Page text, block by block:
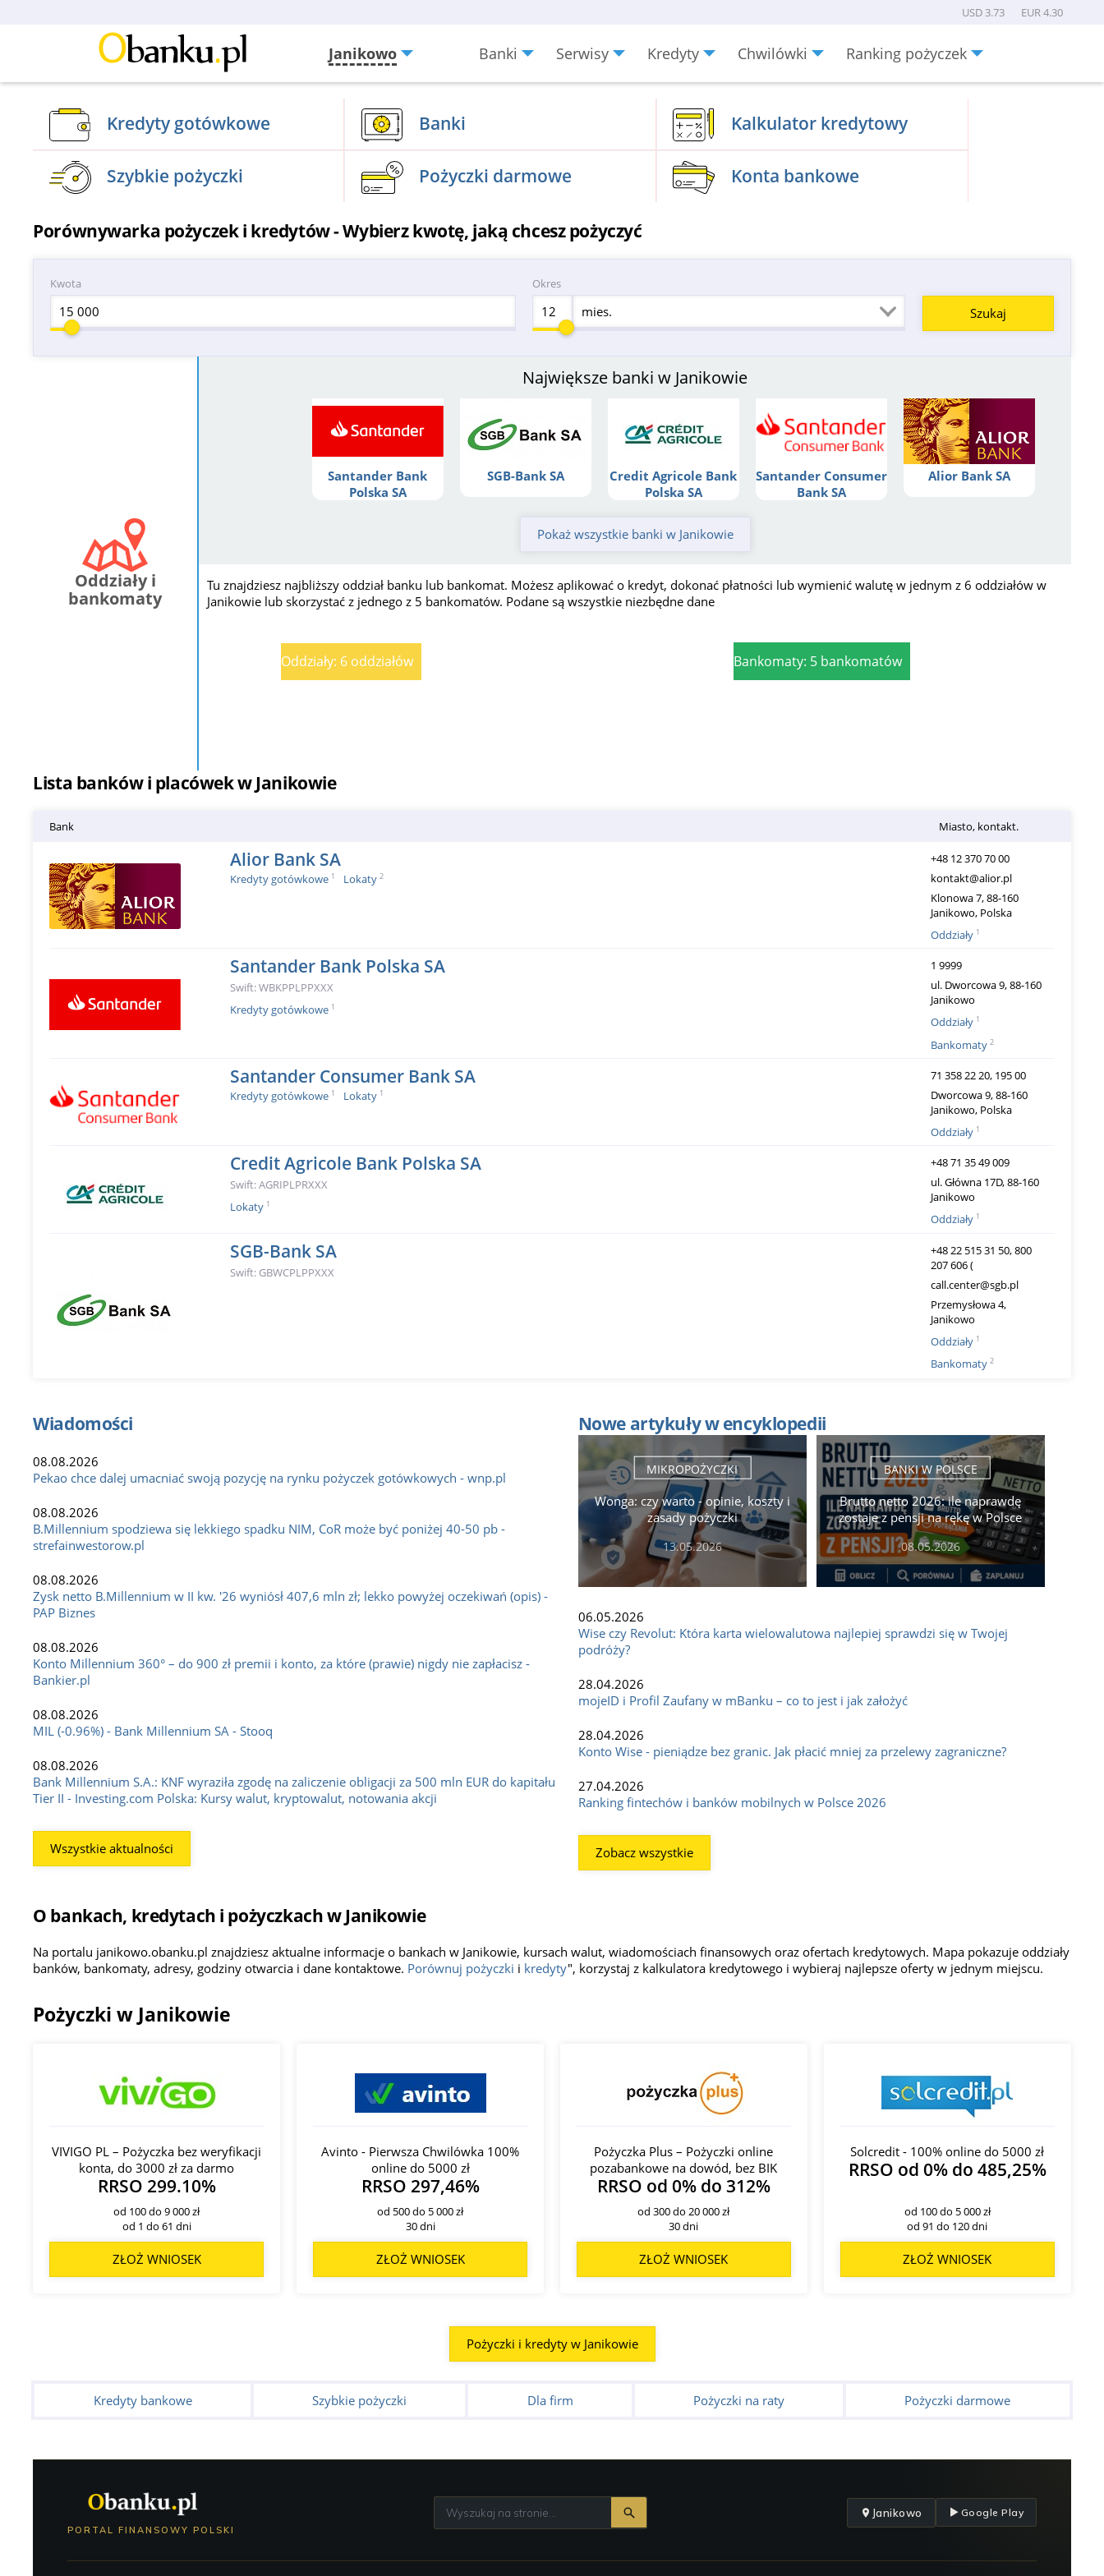
USD 3.73 EUR 4.30
Janikowo Banki Serwisy Kredyty Chwilówki Ranking pożyczek
Menu
Kredyty gotówkowe Banki Kalkulator kredytowy
Szybkie pożyczki Pożyczki darmowe Konta bankowe
Porównywarka pożyczek i kredytów - Wybierz kwotę, jaką chcesz pożyczyć
Kwota Okres
mies.
Oddziały i
bankomaty
Największe banki w Janikowie
Santander Bank
Polska SA
SGB-Bank SA
Credit Agricole Bank
Polska SA
Santander Consumer
Bank SA
Alior Bank SA
Pokaż wszystkie banki w Janikowie
Tu znajdziesz najbliższy oddział banku lub bankomat. Możesz aplikować o kredyt, dokonać płatności lub wymienić walutę w jednym z 6 oddziałów w
Janikowie lub skorzystać z jednego z 5 bankomatów. Podane są wszystkie niezbędne dane
Bankomaty: 5 bankomatów
Oddziały: 6 oddziałów
Lista banków i placówek w Janikowie
Bank Miasto, kontakt.
Alior Bank SA
Kredyty gotówkowe 1 Lokaty 2
+48 12 370 70 00
kontakt@alior.pl
Klonowa 7, 88-160
Janikowo, Polska
Oddziały 1
Santander Bank Polska SA
Swift: WBKPPLPPXXX
Kredyty gotówkowe 1
1 9999
ul. Dworcowa 9, 88-160
Janikowo
Oddziały 1
Bankomaty 2
Santander Consumer Bank SA
Kredyty gotówkowe 1 Lokaty 1
71 358 22 20, 195 00
Dworcowa 9, 88-160
Janikowo, Polska
Oddziały 1
Credit Agricole Bank Polska SA
Swift: AGRIPLPRXXX
Lokaty 1
+48 71 35 49 009
ul. Główna 17D, 88-160
Janikowo
Oddziały 1
SGB-Bank SA
Swift: GBWCPLPPXXX
+48 22 515 31 50, 800
207 606 (
call.center@sgb.pl
Przemysłowa 4,
Janikowo
Oddziały 1
Bankomaty 2
Wiadomości
08.08.2026
Pekao chce dalej umacniać swoją pozycję na rynku pożyczek gotówkowych - wnp.pl
08.08.2026
B.Millennium spodziewa się lekkiego spadku NIM, CoR może być poniżej 40-50 pb -
strefainwestorow.pl
08.08.2026
Zysk netto B.Millennium w II kw. '26 wyniósł 407,6 mln zł; lekko powyżej oczekiwań (opis) -
PAP Biznes
08.08.2026
Konto Millennium 360° – do 900 zł premii i konto, za które (prawie) nigdy nie zapłacisz -
Bankier.pl
08.08.2026
MIL (-0.96%) - Bank Millennium SA - Stooq
08.08.2026
Bank Millennium S.A.: KNF wyraziła zgodę na zaliczenie obligacji za 500 mln EUR do kapitału
Tier II - Investing.com Polska: Kursy walut, kryptowalut, notowania akcji
Wszystkie aktualności
Nowe artykuły w encyklopedii
MIKROPOŻYCZKI
Wonga: czy warto - opinie, koszty i
zasady pożyczki
13.05.2026
BANKI W POLSCE
Brutto netto 2026: ile naprawdę
zostaje z pensji na rękę w Polsce
08.05.2026
06.05.2026
Wise czy Revolut: Która karta wielowalutowa najlepiej sprawdzi się w Twojej
podróży?
28.04.2026
mojeID i Profil Zaufany w mBanku – co to jest i jak założyć
28.04.2026
Konto Wise - pieniądze bez granic. Jak płacić mniej za przelewy zagraniczne?
27.04.2026
Ranking fintechów i banków mobilnych w Polsce 2026
Zobacz wszystkie
O bankach, kredytach i pożyczkach w Janikowie
Na portalu janikowo.obanku.pl znajdziesz aktualne informacje o bankach w Janikowie, kursach walut, wiadomościach finansowych oraz ofertach kredytowych. Mapa pokazuje oddziały
banków, bankomaty, adresy, godziny otwarcia i dane kontaktowe. Porównuj pożyczki i kredyty", korzystaj z kalkulatora kredytowego i wybieraj najlepsze oferty w jednym miejscu.
Pożyczki w Janikowie
VIVIGO PL – Pożyczka bez weryfikacji
konta, do 3000 zł za darmo
RRSO 299.10%
od 100 do 9 000 zł
od 1 do 61 dni
ZŁOŻ WNIOSEK
Avinto - Pierwsza Chwilówka 100%
online do 5000 zł
RRSO 297,46%
od 500 do 5 000 zł
30 dni
ZŁOŻ WNIOSEK
Pożyczka Plus – Pożyczki online
pozabankowe na dowód, bez BIK
RRSO od 0% do 312%
od 300 do 20 000 zł
30 dni
ZŁOŻ WNIOSEK
Solcredit - 100% online do 5000 zł
RRSO od 0% do 485,25%
od 100 do 5 000 zł
od 91 do 120 dni
ZŁOŻ WNIOSEK
Pożyczki i kredyty w Janikowie
Kredyty bankowe Szybkie pożyczki Dla firm Pożyczki na raty Pożyczki darmowe
PORTAL FINANSOWY POLSKI
Janikowo Google Play